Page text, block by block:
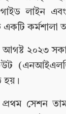
গাইড লাইন
একটি কর্মশালা
২০২৩
হয়।
সেশন